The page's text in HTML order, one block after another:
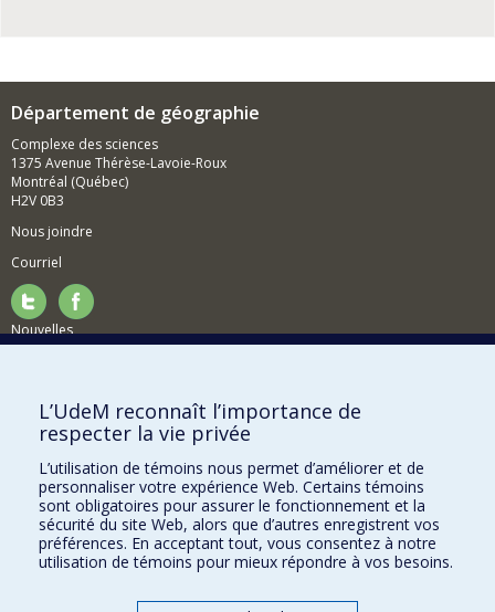
Département de géographie
Complexe des sciences
1375 Avenue Thérèse-Lavoie-Roux
Montréal (Québec)
H2V 0B3
Nous joindre
Courriel
Nouvelles
Comment soutenir le Département?
BESOIN D'AIDE?
Plan du site
Signaler une erreur
Accessibilité
FACULTÉ DES ARTS ET DES SCIENCES
L’UdeM reconnaît l’importance de
respecter la vie privée
L’utilisation de témoins nous permet d’améliorer et de
personnaliser votre expérience Web. Certains témoins
sont obligatoires pour assurer le fonctionnement et la
sécurité du site Web, alors que d’autres enregistrent vos
préférences. En acceptant tout, vous consentez à notre
utilisation de témoins pour mieux répondre à vos besoins.